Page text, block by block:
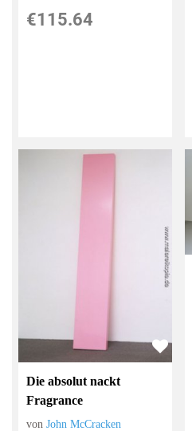
€115.64
Die absolut nackt
Fragrance
vonJohn McCracken